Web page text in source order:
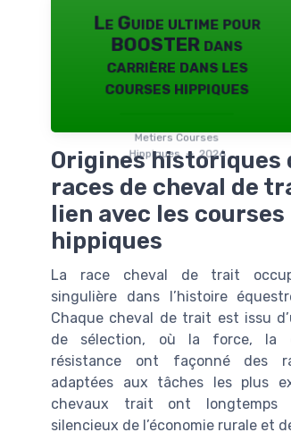
Le Guide ultime pour
BOOSTER dans
carrière dans les
courses hippiques
Metiers Courses
Hippiques — 2026
Origines historiques
races de cheval de
lien avec les courses
hippiques
La race cheval de trait
singulière dans l’histoire
Chaque cheval de trait est issu
de sélection, où la force, la
résistance ont façonné des
adaptées aux tâches les plus
chevaux trait ont
silencieux de l’économie rurale et